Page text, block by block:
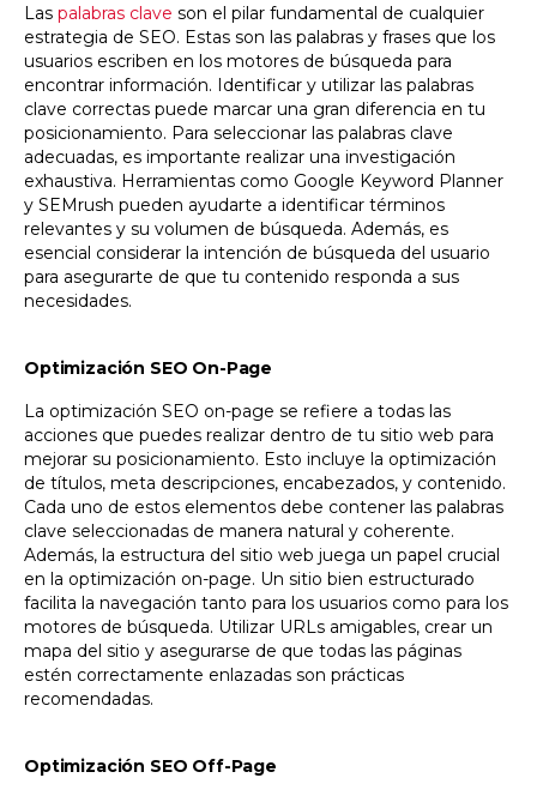
Las palabras clave son el pilar fundamental de cualquier
estrategia de SEO. Estas son las palabras y frases que los
usuarios escriben en los motores de búsqueda para
encontrar información. Identificar y utilizar las palabras
clave correctas puede marcar una gran diferencia en tu
posicionamiento. Para seleccionar las palabras clave
adecuadas, es importante realizar una investigación
exhaustiva. Herramientas como Google Keyword Planner
y SEMrush pueden ayudarte a identificar términos
relevantes y su volumen de búsqueda. Además, es
esencial considerar la intención de búsqueda del usuario
para asegurarte de que tu contenido responda a sus
necesidades.
Optimización SEO On-Page
La optimización SEO on-page se refiere a todas las
acciones que puedes realizar dentro de tu sitio web para
mejorar su posicionamiento. Esto incluye la optimización
de títulos, meta descripciones, encabezados, y contenido.
Cada uno de estos elementos debe contener las palabras
clave seleccionadas de manera natural y coherente.
Además, la estructura del sitio web juega un papel crucial
en la optimización on-page. Un sitio bien estructurado
facilita la navegación tanto para los usuarios como para los
motores de búsqueda. Utilizar URLs amigables, crear un
mapa del sitio y asegurarse de que todas las páginas
estén correctamente enlazadas son prácticas
recomendadas.
Optimización SEO Off-Page